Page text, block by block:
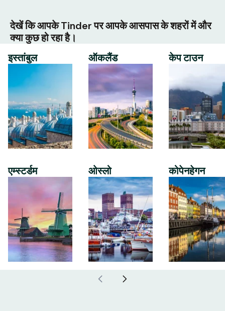
देखें कि आपके Tinder पर आपके आसपास के शहरों में और
क्या कुछ हो रहा है।
इस्तांबुल
एम्स्टर्डम
ऑकलैंड
ओस्लो
केप टाउन
कोपेनहेगन